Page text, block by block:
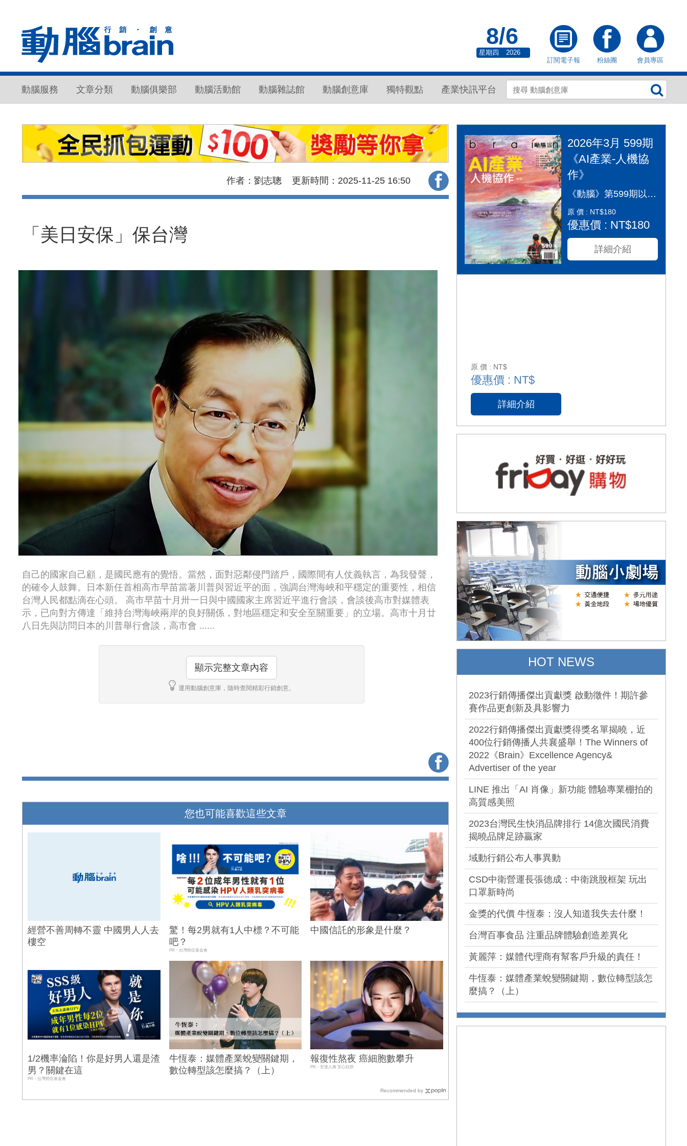
8/6
星期四
2026
訂閱電子報
粉絲團 會員專區
動腦服務 文章分類 動腦俱樂部 動腦活動館 動腦雜誌館 動腦創意庫 獨特觀點 產業快訊平台
作者：劉志聰 更新時間：2025-11-25 16:50
「美日安保」保台灣
自己的國家自己顧，是國民應有的覺悟。當然，面對惡鄰侵門踏戶，國際間有人仗義執言，為我發聲，
的確令人鼓舞。日本新任首相高市早苗當著川普與習近平的面，強調台灣海峽和平穩定的重要性，相信
台灣人民都點滴在心頭。 高市早苗十月卅一日與中國國家主席習近平進行會談，會談後高市對媒體表
示，已向對方傳達「維持台灣海峽兩岸的良好關係，對地區穩定和安全至關重要」的立場。高市十月廿
八日先與訪問日本的川普舉行會談，高市會 ......
顯示完整文章內容
運用動腦創意庫，隨時查閱精彩行銷創意。
您也可能喜歡這些文章
經營不善周轉不靈 中國男人人去
樓空
驚！每2男就有1人中標？不可能
吧？
PR・台灣癌症基金會
中國信託的形象是什麼？
1/2機率淪陷！你是好男人還是渣
男？關鍵在這
PR・台灣癌症基金會
牛恆泰：媒體產業蛻變關鍵期，
數位轉型該怎麼搞？（上）
報復性熬夜 癌細胞數攀升
PR・安達人壽 安心抗癌
Recommended by
2026年3月 599期
《AI產業-人機協
作》
《動腦》第599期以「AI產業：人機協作」為封面故事，探討AI從「造夢期」邁入「落地應用」的關鍵變革。本期深入剖析2026年AI產業全景，涵蓋代理型AI（Agentic AI）如何重塑顧客旅程、企業導入實戰指南及風險治理。透過專家觀點，解構從智慧金融到行銷流程的自動化轉型，並探討「人機協作」模式下，行銷人如何從軟體操作者轉變為AI指揮官，在矽基與碳基共存的時代，將算力轉化為驅動企業長期成長的關鍵動能，打造更有溫度的未來生活。
原 價 : NT$180
優惠價 : NT$180
詳細介紹
原 價 : NT$
優惠價 : NT$
詳細介紹
HOT NEWS
2023行銷傳播傑出貢獻獎 啟動徵件！期許參
賽作品更創新及具影響力
2022行銷傳播傑出貢獻獎得獎名單揭曉，近
400位行銷傳播人共襄盛舉！The Winners of
2022《Brain》Excellence Agency&
Advertiser of the year
LINE 推出「AI 肖像」新功能 體驗專業棚拍的
高質感美照
2023台灣民生快消品牌排行 14億次國民消費
揭曉品牌足跡贏家
域動行銷公布人事異動
CSD中衛營運長張德成：中衛跳脫框架 玩出
口罩新時尚
金獎的代價 牛恆泰：沒人知道我失去什麼！
台灣百事食品 注重品牌體驗創造差異化
黃麗萍：媒體代理商有幫客戶升級的責任！
牛恆泰：媒體產業蛻變關鍵期，數位轉型該怎
麼搞？（上）